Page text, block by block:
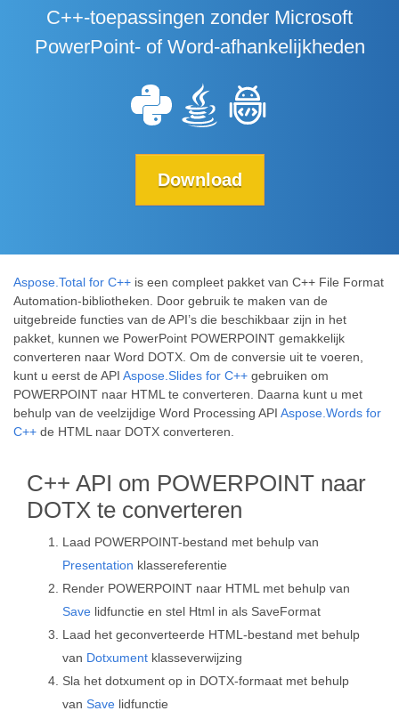
C++-toepassingen zonder Microsoft
PowerPoint- of Word-afhankelijkheden
Download
Aspose.Total for C++ is een compleet pakket van C++ File Format
Automation-bibliotheken. Door gebruik te maken van de
uitgebreide functies van de API’s die beschikbaar zijn in het
pakket, kunnen we PowerPoint POWERPOINT gemakkelijk
converteren naar Word DOTX. Om de conversie uit te voeren,
kunt u eerst de API Aspose.Slides for C++ gebruiken om
POWERPOINT naar HTML te converteren. Daarna kunt u met
behulp van de veelzijdige Word Processing API Aspose.Words for
C++ de HTML naar DOTX converteren.
C++ API om POWERPOINT naar
DOTX te converteren
Laad POWERPOINT-bestand met behulp van
Presentation klassereferentie
Render POWERPOINT naar HTML met behulp van
Save lidfunctie en stel Html in als SaveFormat
Laad het geconverteerde HTML-bestand met behulp
van Dotxument klasseverwijzing
Sla het dotxument op in DOTX-formaat met behulp
van Save lidfunctie